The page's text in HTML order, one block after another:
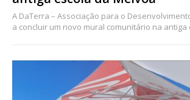
A DaTerra – Associação para o
a concluir um novo mural comunitário na antiga